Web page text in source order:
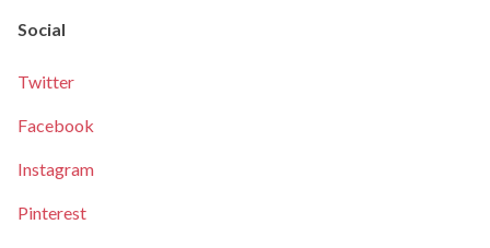
Social
Twitter
Facebook
Instagram
Pinterest